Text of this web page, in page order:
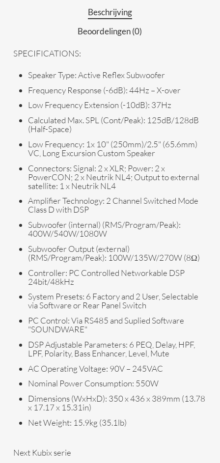
Beschrijving
Beoordelingen (0)
SPECIFICATIONS:
Speaker Type:Active Reflex Subwoofer
Frequency Response (-6dB):44Hz – X-over
Low Frequency Extension (-10dB): 37Hz
Calculated Max. SPL (Cont/Peak): 125dB/128dB
(Half-Space)
Low Frequency: 1x 10" (250mm)/2.5" (65.6mm)
VC, Long Excursion Custom Speaker
Connectors: Signal: 2 x XLR; Power: 2 x
PowerCON; 2 x Neutrik NL4; Output to external
satellite: 1 x Neutrik NL4
Amplifier Technology: 2 Channel Switched Mode
Class D with DSP
Subwoofer (internal) (RMS/Program/Peak):
400W/540W/1080W
Subwoofer Output (external)
(RMS/Program/Peak): 100W/135W/270W (8Ω)
Controller: PC Controlled Networkable DSP
24bit/48kHz
System Presets: 6 Factory and 2 User, Selectable
via Software or Rear Panel Switch
PC Control:Via RS485 and Suplied Software
"SOUNDWARE"
DSP Adjustable Parameters: 6 PEQ, Delay, HPF,
LPF, Polarity, Bass Enhancer, Level, Mute
AC Operating Voltage: 90V – 245VAC
Nominal Power Consumption: 550W
Dimensions (WxHxD): 350 x 436 x 389mm (13.78
x 17.17 x 15.31in)
Net Weight: 15.9kg (35.1lb)
Next Kubix serie